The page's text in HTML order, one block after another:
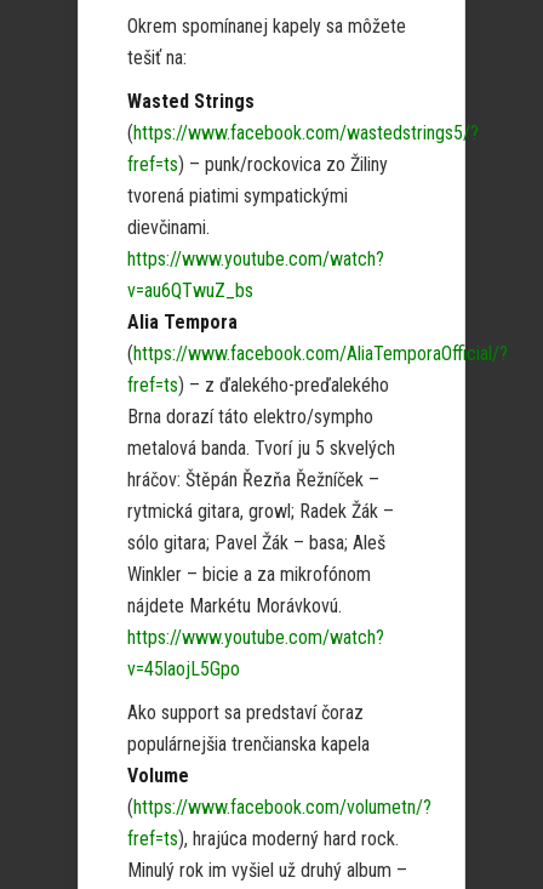
Okrem spomínanej kapely sa môžete
tešiť na:
Wasted Strings
(https://www.facebook.com/wastedstrings5/?
fref=ts) – punk/rockovica zo Žiliny
tvorená piatimi sympatickými
dievčinami.
https://www.youtube.com/watch?
v=au6QTwuZ_bs
Alia Tempora
(https://www.facebook.com/AliaTemporaOfficial/?
fref=ts) – z ďalekého-preďalekého
Brna dorazí táto elektro/sympho
metalová banda. Tvorí ju 5 skvelých
hráčov: Štěpán Řezňa Řežníček –
rytmická gitara, growl; Radek Žák –
sólo gitara; Pavel Žák – basa; Aleš
Winkler – bicie a za mikrofónom
nájdete Markétu Morávkovú.
https://www.youtube.com/watch?
v=45laojL5Gpo
Ako support sa predstaví čoraz
populárnejšia trenčianska kapela
Volume
(https://www.facebook.com/volumetn/?
fref=ts), hrajúca moderný hard rock.
Minulý rok im vyšiel už druhý album –